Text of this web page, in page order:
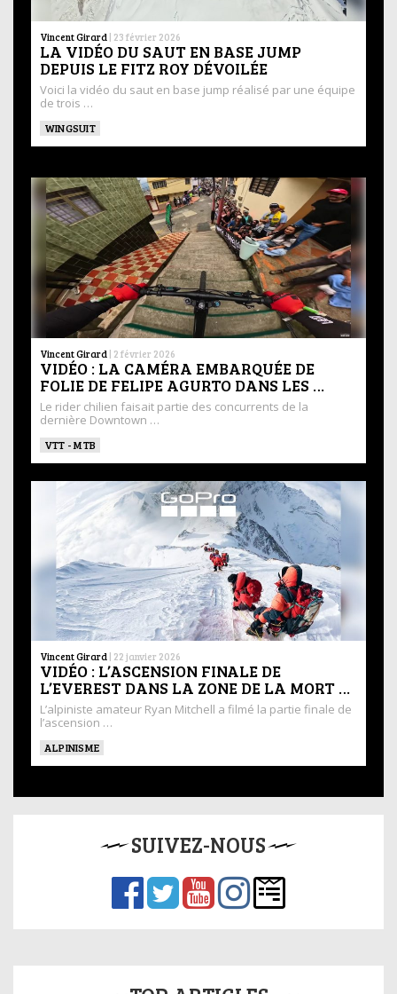
Vincent Girard | 23 février 2026
LA VIDÉO DU SAUT EN BASE JUMP
DEPUIS LE FITZ ROY DÉVOILÉE
Voici la vidéo du saut en base jump réalisé par une équipe
de trois …
WINGSUIT
Vincent Girard | 2 février 2026
VIDÉO : LA CAMÉRA EMBARQUÉE DE
FOLIE DE FELIPE AGURTO DANS LES …
Le rider chilien faisait partie des concurrents de la
dernière Downtown …
VTT - MTB
Vincent Girard | 22 janvier 2026
VIDÉO : L’ASCENSION FINALE DE
L’EVEREST DANS LA ZONE DE LA MORT …
L’alpiniste amateur Ryan Mitchell a filmé la partie finale de
l’ascension …
ALPINISME
SUIVEZ-NOUS